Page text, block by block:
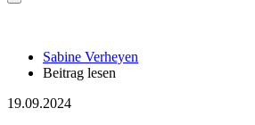
Sabine Verheyen
Beitrag lesen
19.09.2024